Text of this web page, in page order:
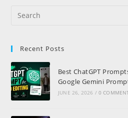
Recent Posts
Best ChatGPT
Google Gemini
JUNE 26, 2026 / 0